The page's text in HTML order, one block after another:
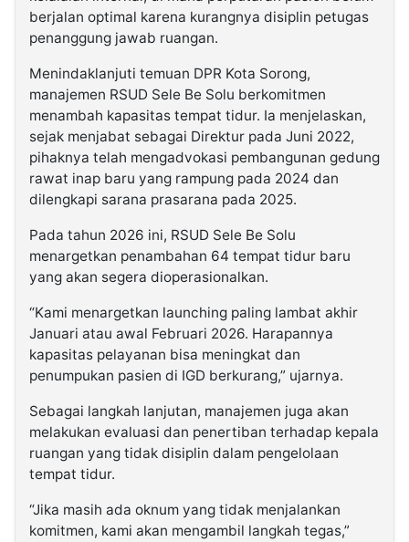
berjalan optimal karena kurangnya disiplin petugas
penanggung jawab ruangan.
Menindaklanjuti temuan DPR Kota Sorong,
manajemen RSUD Sele Be Solu berkomitmen
menambah kapasitas tempat tidur. Ia menjelaskan,
sejak menjabat sebagai Direktur pada Juni 2022,
pihaknya telah mengadvokasi pembangunan gedung
rawat inap baru yang rampung pada 2024 dan
dilengkapi sarana prasarana pada 2025.
Pada tahun 2026 ini, RSUD Sele Be Solu
menargetkan penambahan 64 tempat tidur baru
yang akan segera dioperasionalkan.
“Kami menargetkan launching paling lambat akhir
Januari atau awal Februari 2026. Harapannya
kapasitas pelayanan bisa meningkat dan
penumpukan pasien di IGD berkurang,” ujarnya.
Sebagai langkah lanjutan, manajemen juga akan
melakukan evaluasi dan penertiban terhadap kepala
ruangan yang tidak disiplin dalam pengelolaan
tempat tidur.
“Jika masih ada oknum yang tidak menjalankan
komitmen, kami akan mengambil langkah tegas,”